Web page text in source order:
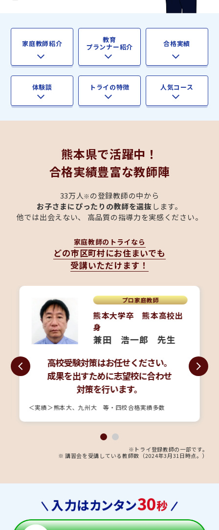
家庭教師紹介 教育
プランナー紹介 合格実績
体験談 トライの特徴 人気コース
熊本県で活躍中！
合格実績豊富な教師陣
33万人※の登録教師の中から
お子さまにぴったりの教師を選抜します。
他では出会えない、 高品質の指導力を実感ください。
家庭教師のトライなら
どの市区町村にお住まいでも
受講いただけます！
プロ家庭教師
熊本大学卒 熊本高校出
身
兼田 浩一郎 先生
高校受験対策はお任せください。
成果を出すために志望校に合わせ
対策を行います。
＜実績＞熊本大、九州大 等・四校合格実績多数
※トライ登録教師の一部です。
※ 講習会を受講している教師数（2024年3月31日時点。）